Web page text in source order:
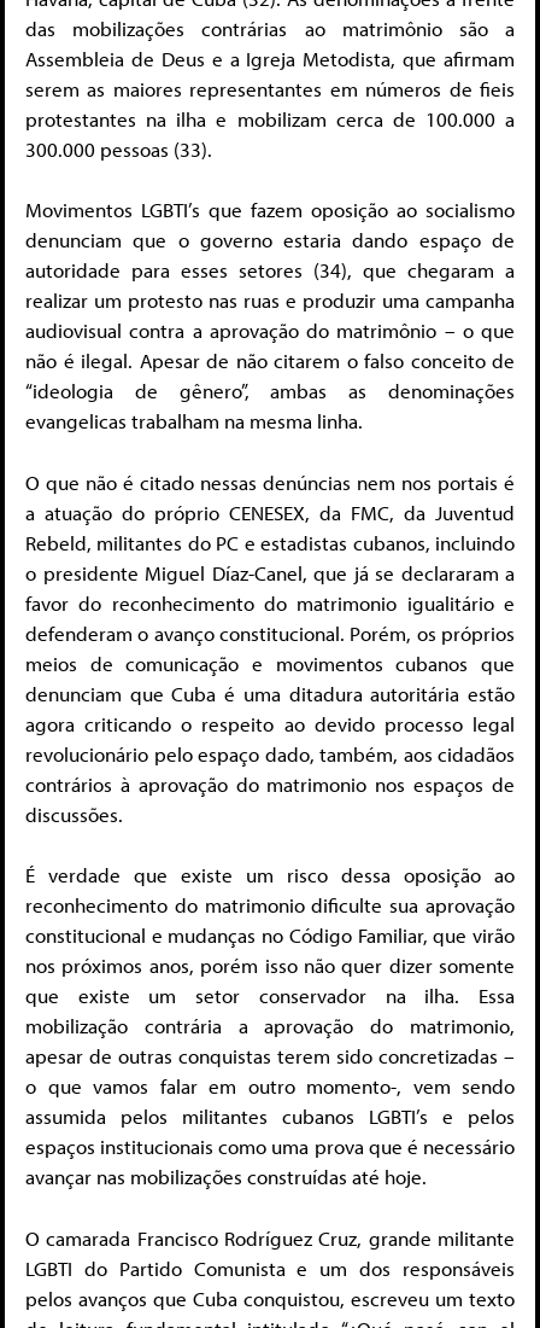
das mobilizações contrárias ao matrimônio são a
Assembleia de Deus e a Igreja Metodista, que afirmam
serem as maiores representantes em números de fieis
protestantes na ilha e mobilizam cerca de 100.000 a
300.000 pessoas (33).
Movimentos LGBTI’s que fazem oposição ao socialismo
denunciam que o governo estaria dando espaço de
autoridade para esses setores (34), que chegaram a
realizar um protesto nas ruas e produzir uma campanha
audiovisual contra a aprovação do matrimônio – o que
não é ilegal. Apesar de não citarem o falso conceito de
“ideologia de gênero”, ambas as denominações
evangelicas trabalham na mesma linha.
O que não é citado nessas denúncias nem nos portais é
a atuação do próprio CENESEX, da FMC, da Juventud
Rebeld, militantes do PC e estadistas cubanos, incluindo
o presidente Miguel Díaz-Canel, que já se declararam a
favor do reconhecimento do matrimonio igualitário e
defenderam o avanço constitucional. Porém, os próprios
meios de comunicação e movimentos cubanos que
denunciam que Cuba é uma ditadura autoritária estão
agora criticando o respeito ao devido processo legal
revolucionário pelo espaço dado, também, aos cidadãos
contrários à aprovação do matrimonio nos espaços de
discussões.
É verdade que existe um risco dessa oposição ao
reconhecimento do matrimonio dificulte sua aprovação
constitucional e mudanças no Código Familiar, que virão
nos próximos anos, porém isso não quer dizer somente
que existe um setor conservador na ilha. Essa
mobilização contrária a aprovação do matrimonio,
apesar de outras conquistas terem sido concretizadas –
o que vamos falar em outro momento-, vem sendo
assumida pelos militantes cubanos LGBTI’s e pelos
espaços institucionais como uma prova que é necessário
avançar nas mobilizações construídas até hoje.
O camarada Francisco Rodríguez Cruz, grande militante
LGBTI do Partido Comunista e um dos responsáveis
pelos avanços que Cuba conquistou, escreveu um texto